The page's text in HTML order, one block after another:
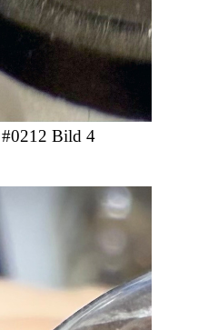
Bild 4